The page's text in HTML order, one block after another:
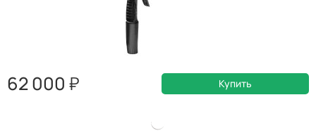
62 000 Купить